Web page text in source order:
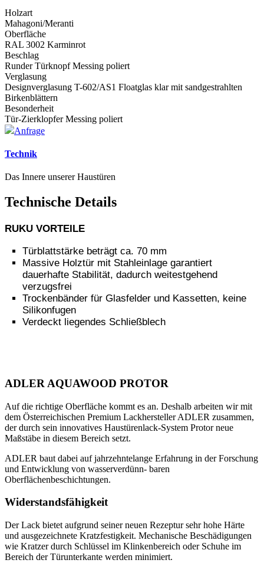
Holzart
Mahagoni/Meranti
Oberfläche
RAL 3002 Karminrot
Beschlag
Runder Türknopf Messing poliert
Verglasung
Designverglasung T-602/AS1 Floatglas klar mit sandgestrahlten
Birkenblättern
Besonderheit
Tür-Zierklopfer Messing poliert
Anfrage
Technik
Das Innere unserer Haustüren
Technische Details
RUKU VORTEILE
Türblattstärke beträgt ca. 70 mm
Massive Holztür mit Stahleinlage garantiert
dauerhafte Stabilität, dadurch weitestgehend
verzugsfrei
Trockenbänder für Glasfelder und Kassetten, keine
Silikonfugen
Verdeckt liegendes Schließblech
ADLER AQUAWOOD PROTOR
Auf die richtige Oberfläche kommt es an. Deshalb arbeiten wir mit
dem Österreichischen Premium Lackhersteller ADLER zusammen,
der durch sein innovatives Haustürenlack-System Protor neue
Maßstäbe in diesem Bereich setzt.
ADLER baut dabei auf jahrzehntelange Erfahrung in der Forschung
und Entwicklung von wasserverdünn- baren
Oberflächenbeschichtungen.
Widerstandsfähigkeit
Der Lack bietet aufgrund seiner neuen Rezeptur sehr hohe Härte
und ausgezeichnete Kratzfestigkeit. Mechanische Beschädigungen
wie Kratzer durch Schlüssel im Klinkenbereich oder Schuhe im
Bereich der Türunterkante werden minimiert.